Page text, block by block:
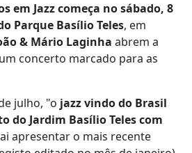
em Jazz começa no sábado, 8
Parque Basílio Teles, em
& Mário Laginha abrem a
concerto marcado para as
julho, "o jazz vindo do Brasil
do Jardim Basílio Teles com
apresentar o mais recente